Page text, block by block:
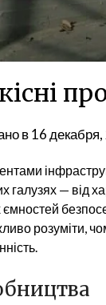
в16
— від
ємностей
розуміти,